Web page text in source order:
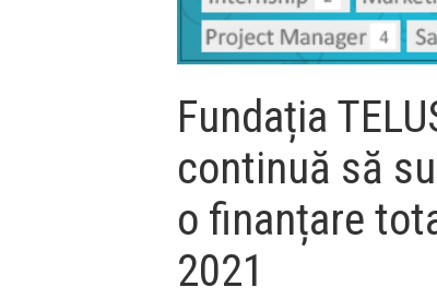
Fundația
continuă să
o finanțare
2021